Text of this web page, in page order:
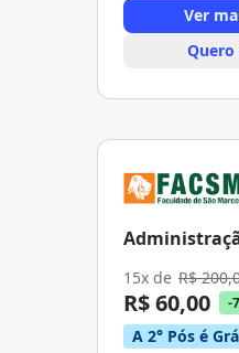
Ver
Quero
15x de R$
R$ 60,00 -
A 2° Pós é